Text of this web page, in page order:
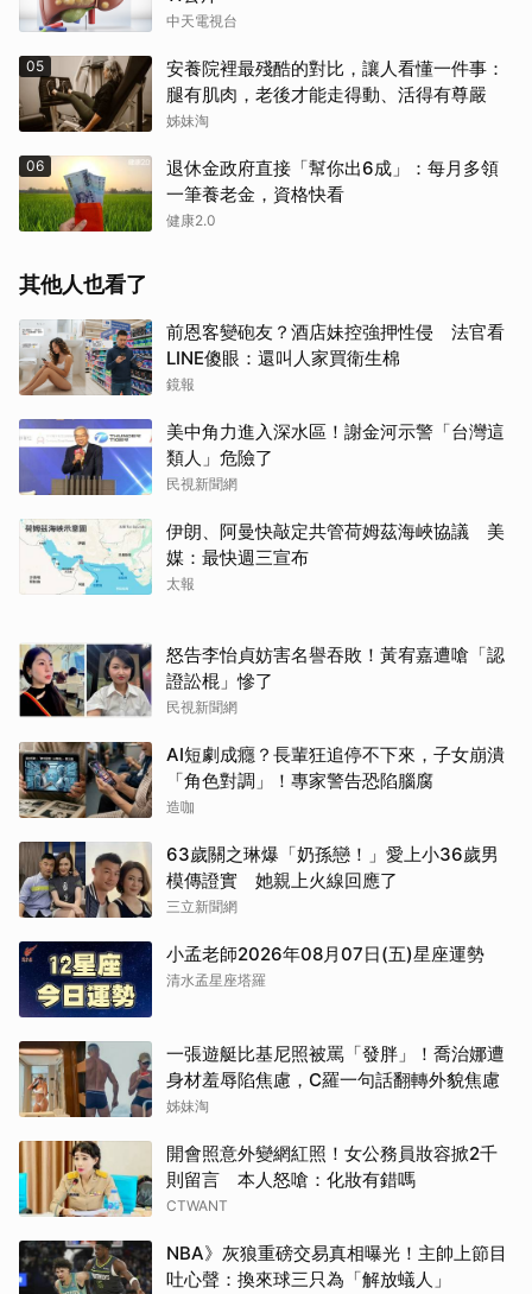
中天電視台
05
安養院裡最殘酷的對比，讓人看懂一件事：
腿有肌肉，老後才能走得動、活得有尊嚴
姊妹淘
06
退休金政府直接「幫你出6成」：每月多領
一筆養老金，資格快看
健康2.0
其他人也看了
前恩客變砲友？酒店妹控強押性侵 法官看
LINE傻眼：還叫人家買衛生棉
鏡報
美中角力進入深水區！謝金河示警「台灣這
類人」危險了
民視新聞網
伊朗、阿曼快敲定共管荷姆茲海峽協議 美
媒：最快週三宣布
太報
怒告李怡貞妨害名譽吞敗！黃宥嘉遭嗆「認
證訟棍」慘了
民視新聞網
AI短劇成癮？長輩狂追停不下來，子女崩潰
「角色對調」！專家警告恐陷腦腐
造咖
63歲關之琳爆「奶孫戀！」愛上小36歲男
模傳證實 她親上火線回應了
三立新聞網
小孟老師2026年08月07日(五)星座運勢
清水孟星座塔羅
一張遊艇比基尼照被罵「發胖」！喬治娜遭
身材羞辱陷焦慮，C羅一句話翻轉外貌焦慮
姊妹淘
開會照意外變網紅照！女公務員妝容掀2千
則留言 本人怒嗆：化妝有錯嗎
CTWANT
NBA》灰狼重磅交易真相曝光！主帥上節目
吐心聲：換來球三只為「解放蟻人」